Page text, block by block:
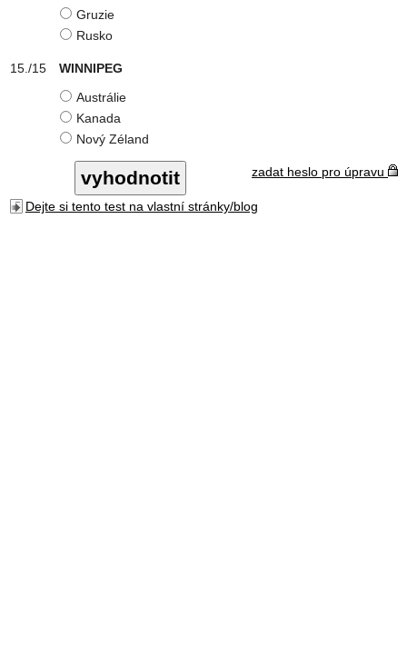
Gruzie
Rusko
WINNIPEG
Austrálie
Kanada
Nový Zéland
zadat heslo pro úpravu
Dejte si tento test na vlastní stránky/blog